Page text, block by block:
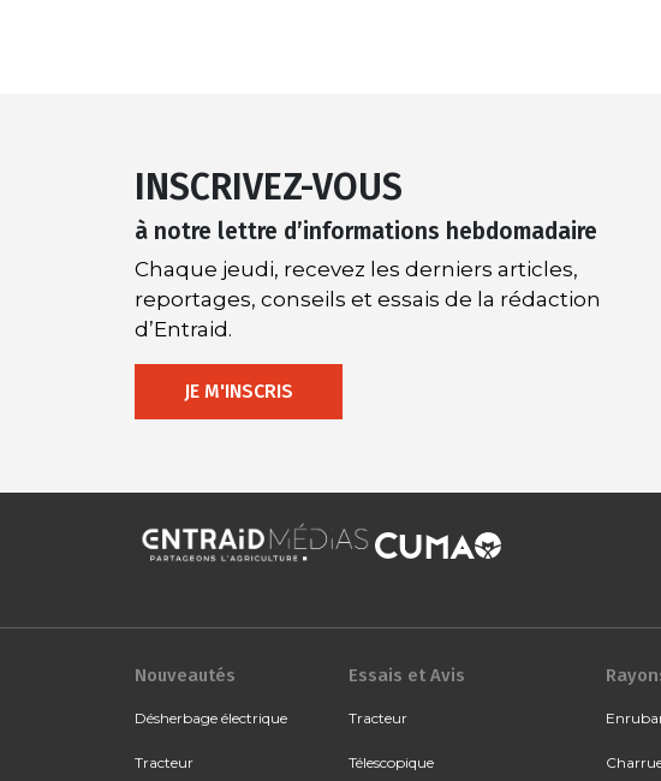
INSCRIVEZ-VOUS
à notre lettre d’informations hebdomadaire
Chaque jeudi, recevez les derniers articles,
reportages, conseils et essais de la rédaction
d’Entraid.
JE M'INSCRIS
Nouveautés
Désherbage électrique
Tracteur
Essais et Avis
Tracteur
Télescopique